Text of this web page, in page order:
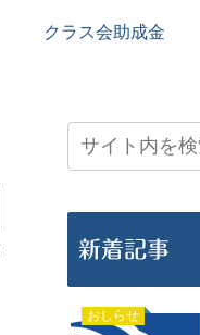
クラス会助成金
新着記事
おしらせ